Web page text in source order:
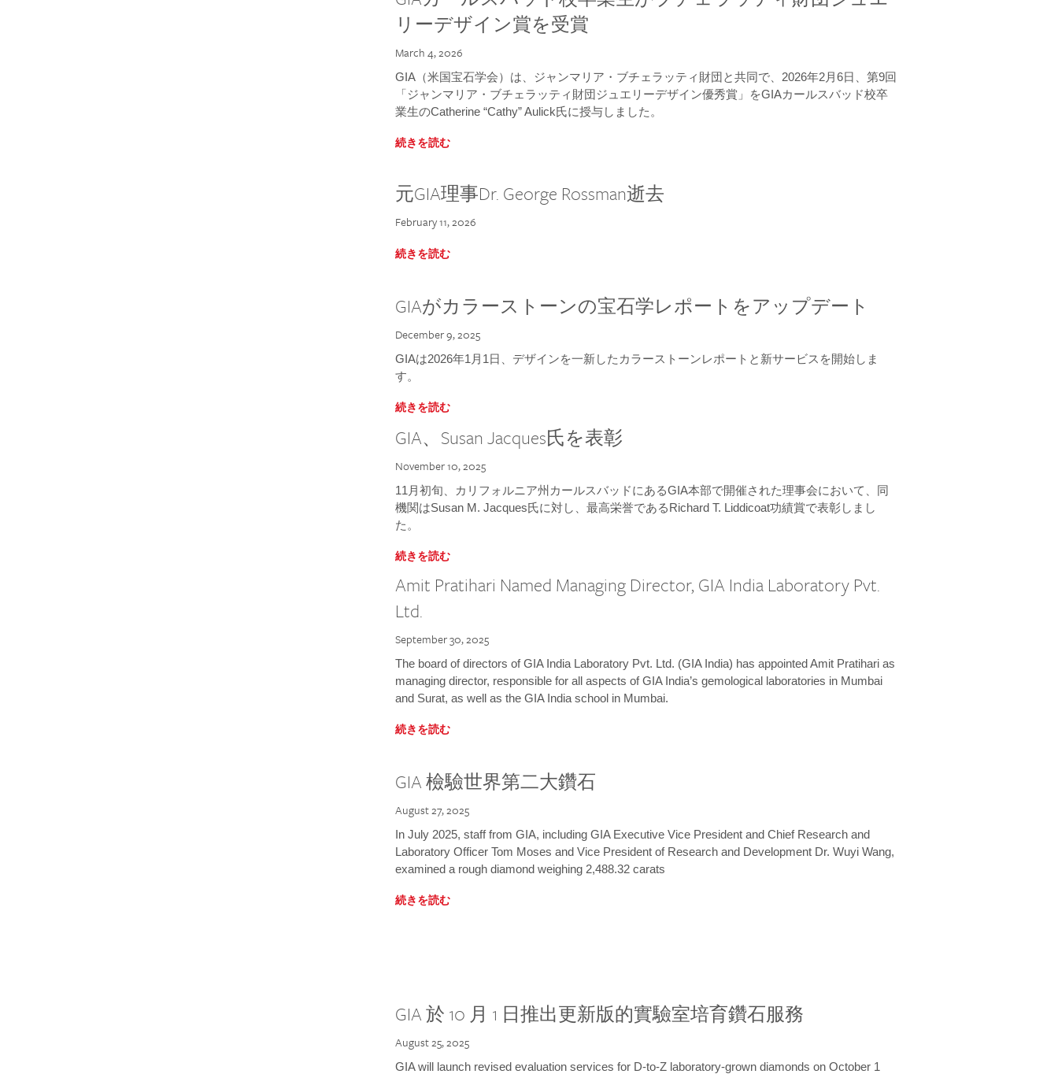
リーデザイン賞を受賞
March 4, 2026
GIA（米国宝石学会）は、ジャンマリア・ブチェラッティ財団と共同で、2026年2月6日、第9回
「ジャンマリア・ブチェラッティ財団ジュエリーデザイン優秀賞」をGIAカールスバッド校卒
業生のCatherine “Cathy” Aulick氏に授与しました。
続きを読む
元GIA理事Dr. George Rossman逝去
February 11, 2026
続きを読む
GIAがカラーストーンの宝石学レポートをアップデート
December 9, 2025
GIAは2026年1月1日、デザインを一新したカラーストーンレポートと新サービスを開始しま
す。
続きを読む
GIA、Susan Jacques氏を表彰
November 10, 2025
11月初旬、カリフォルニア州カールスバッドにあるGIA本部で開催された理事会において、同
機関はSusan M. Jacques氏に対し、最高栄誉であるRichard T. Liddicoat功績賞で表彰しまし
た。
続きを読む
Amit Pratihari Named Managing Director, GIA India Laboratory Pvt.
Ltd.
September 30, 2025
The board of directors of GIA India Laboratory Pvt. Ltd. (GIA India) has appointed Amit Pratihari as
managing director, responsible for all aspects of GIA India’s gemological laboratories in Mumbai
and Surat, as well as the GIA India school in Mumbai.
続きを読む
GIA 檢驗世界第二大鑽石
August 27, 2025
In July 2025, staff from GIA, including GIA Executive Vice President and Chief Research and
Laboratory Officer Tom Moses and Vice President of Research and Development Dr. Wuyi Wang,
examined a rough diamond weighing 2,488.32 carats
続きを読む
GIA 於 10 月 1 日推出更新版的實驗室培育鑽石服務
August 25, 2025
GIA will launch revised evaluation services for D-to-Z laboratory-grown diamonds on October 1